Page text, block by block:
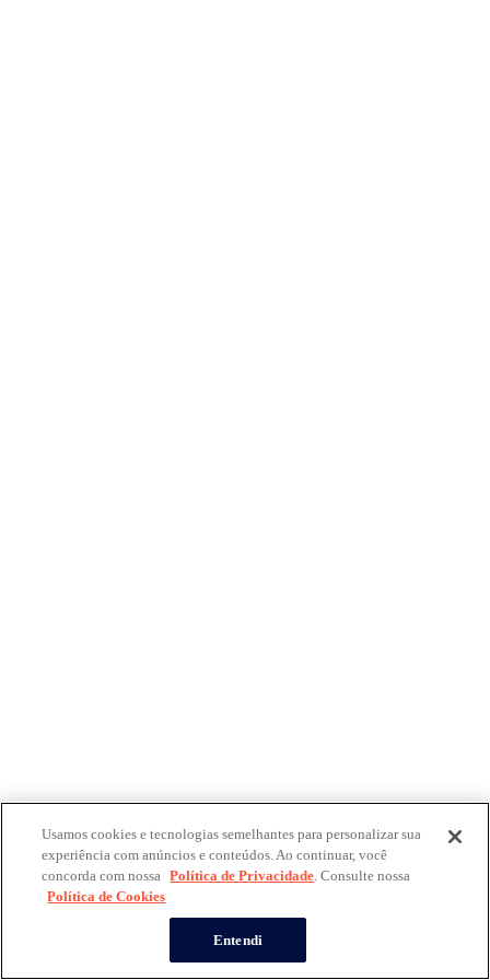
Usamos cookies e tecnologias semelhantes para personalizar sua
experiência com anúncios e conteúdos. Ao continuar, você
concorda com nossa Política de Privacidade. Consulte nossa
Política de Cookies
Entendi